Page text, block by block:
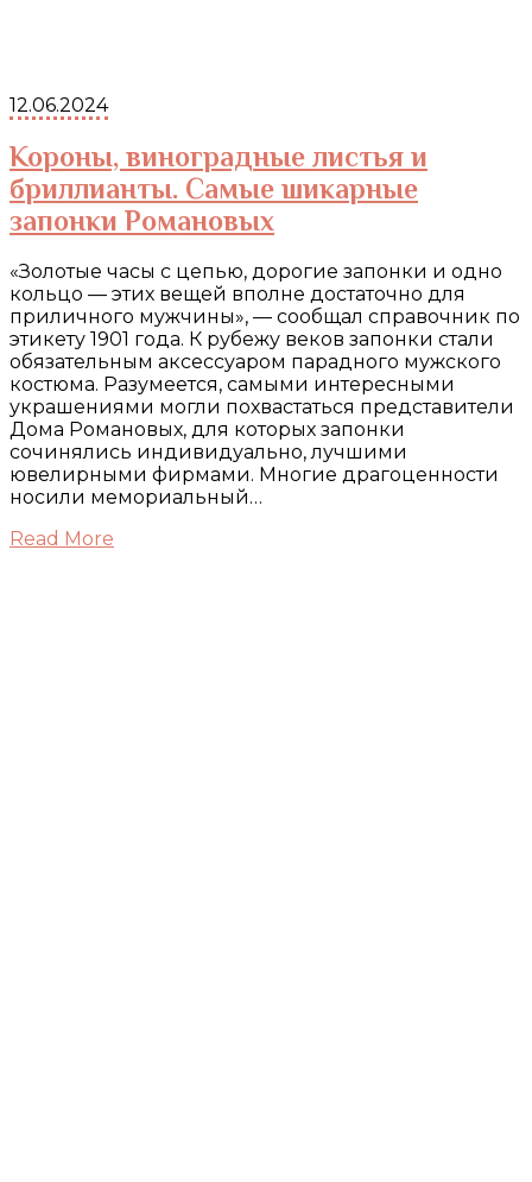
12.06.2024
Короны, виноградные листья и
бриллианты. Самые шикарные
запонки Романовых
«Золотые часы с цепью, дорогие запонки и одно
кольцо — этих вещей вполне достаточно для
приличного мужчины», — сообщал справочник по
этикету 1901 года. К рубежу веков запонки стали
обязательным аксессуаром парадного мужского
костюма. Разумеется, самыми интересными
украшениями могли похвастаться представители
Дома Романовых, для которых запонки
сочинялись индивидуально, лучшими
ювелирными фирмами. Многие драгоценности
носили мемориальный…
Read More